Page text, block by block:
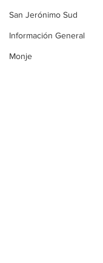
San Jerónimo Sud
Información General
Monje